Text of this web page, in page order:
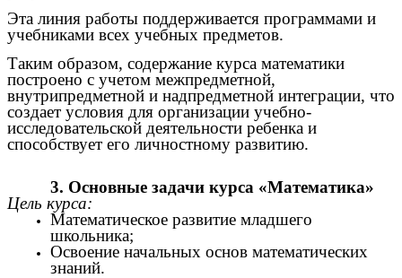
Эта линия работы поддерживается программами и
учебниками всех учебных предметов.
Таким образом, содержание курса математики
построено с учетом межпредметной,
внутрипредметной и надпредметной интеграции, что
создает условия для организации учебно-
исследовательской деятельности ребенка и
способствует его личностному развитию.
3. Основные задачи курса «Математика»
Цель курса:
Математическое развитие младшего
школьника;
Освоение начальных основ математических
знаний.